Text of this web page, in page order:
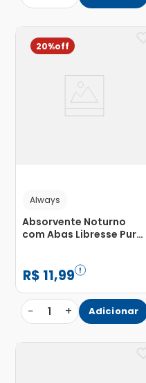
20%
Always
Absorvente Noturno
com Abas Libresse Pure
R$ 11,99
− 1 + Adicionar